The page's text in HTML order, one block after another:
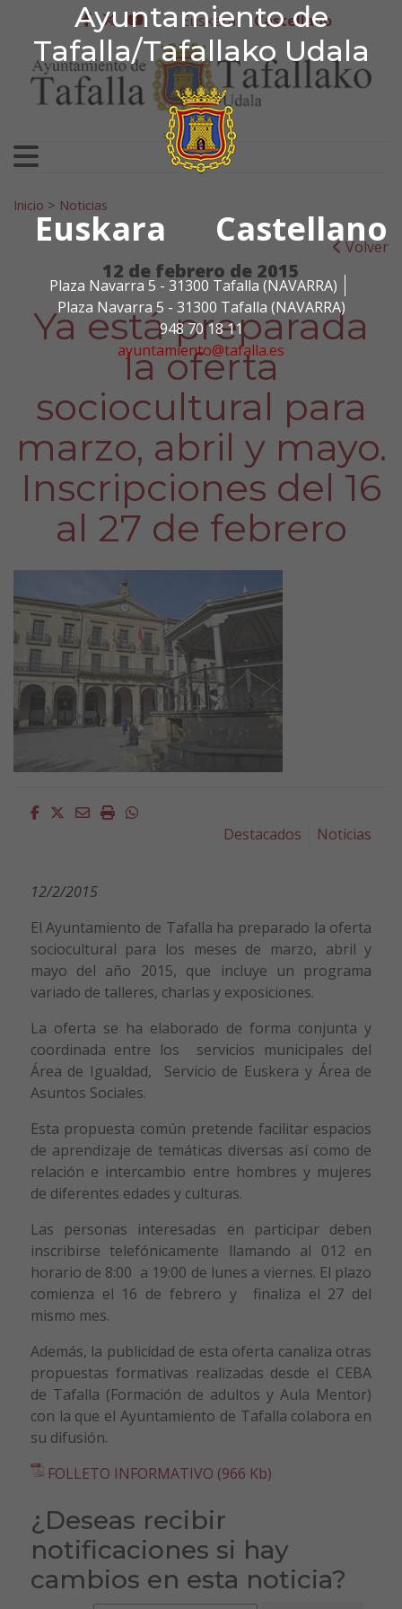
Ayuntamiento de
Tafalla/Tafallako Udala
Euskara Castellano
Plaza Navarra 5 - 31300 Tafalla (NAVARRA)
Plaza Navarra 5 - 31300 Tafalla (NAVARRA)
948 70 18 11
ayuntamiento@tafalla.es
Ir al contenido
Ayuntamiento de
facebook
twitter
youtube
Euskera Castellano
Search for:
Inicio > Noticias
Volver
12 de febrero de 2015
Ya está preparada
la oferta
sociocultural para
marzo, abril y mayo.
Inscripciones del 16
al 27 de febrero
Facebook
Twitter
EmailImprimirWhatsapp
Destacados
Noticias
12/2/2015
El Ayuntamiento de Tafalla ha preparado la oferta
sociocultural para los meses de marzo, abril y
mayo del año 2015, que incluye un programa
variado de talleres, charlas y exposiciones.
La oferta se ha elaborado de forma conjunta y
coordinada entre los servicios municipales del
Área de Igualdad, Servicio de Euskera y Área de
Asuntos Sociales.
Esta propuesta común pretende facilitar espacios
de aprendizaje de temáticas diversas así como de
relación e intercambio entre hombres y mujeres
de diferentes edades y culturas.
Las personas interesadas en participar deben
inscribirse telefónicamente llamando al 012 en
horario de 8:00 a 19:00 de lunes a viernes. El plazo
comienza el 16 de febrero y finaliza el 27 del
mismo mes.
Además, la publicidad de esta oferta canaliza otras
propuestas formativas realizadas desde el CEBA
de Tafalla (Formación de adultos y Aula Mentor)
con la que el Ayuntamiento de Tafalla colabora en
su difusión.
FOLLETO INFORMATIVO (966 Kb)
¿Deseas recibir
notificaciones si hay
cambios en esta noticia?